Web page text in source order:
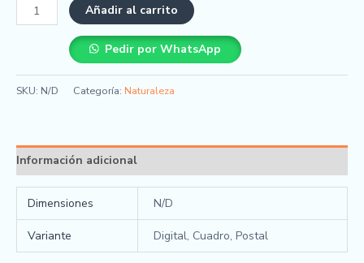
Añadir al carrito
Pedir por WhatsApp
SKU: N/D Categoría: Naturaleza
Información adicional
Dimensiones N/D
Variante Digital, Cuadro, Postal